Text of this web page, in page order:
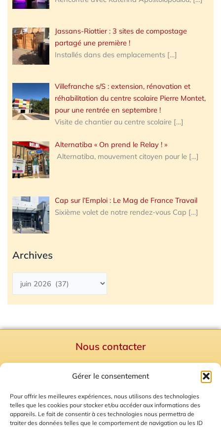
Gérer le consentement
Pour offrir les meilleures expériences, nous utilisons des technologies
telles que les cookies pour stocker et/ou accéder aux informations des
appareils. Le fait de consentir à ces technologies nous permettra de
traiter des données telles que le comportement de navigation ou les ID
Jassans-Riottier : 3 sites de compostage
partagé une première !
Installés dans des emplacements […]
Villefranche s/S : extension, rénovation et
réhabilitation du centre scolaire Pierre Montet,
pour une rentrée en septembre !
Visite de chantier au centre scolaire […]
Alternatiba « On prend le Relay ! »
Alternatiba, mouvement citoyen pour le […]
Cap sur l’Emploi : Le Mag de France Travail
Sixième volet de notre rendez-vous Cap […]
Archives
Nous contacter
Mentions Légales
Plan du site
Gestion des Cookies